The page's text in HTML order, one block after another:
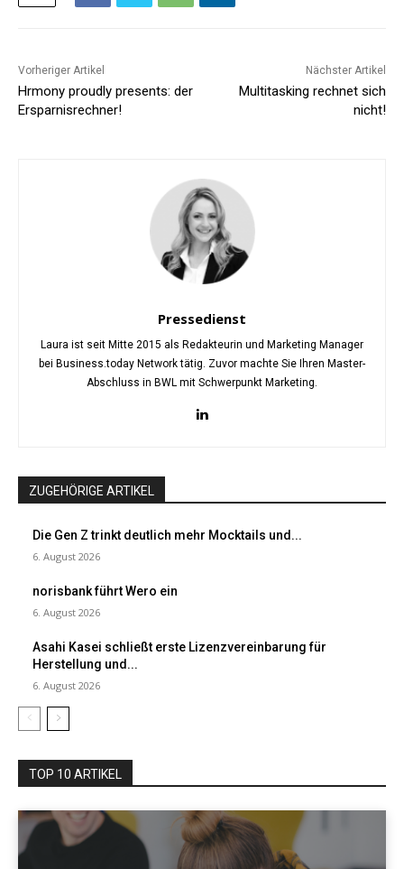
Vorheriger Artikel
Hrmony proudly presents: der
Ersparnisrechner!
Nächster Artikel
Multitasking rechnet sich
nicht!
Pressedienst
Laura ist seit Mitte 2015 als Redakteurin und Marketing Manager
bei Business.today Network tätig. Zuvor machte Sie Ihren Master-
Abschluss in BWL mit Schwerpunkt Marketing.
ZUGEHÖRIGE ARTIKEL
Die Gen Z trinkt deutlich mehr Mocktails und...
6. August 2026
norisbank führt Wero ein
6. August 2026
Asahi Kasei schließt erste Lizenzvereinbarung für
Herstellung und...
6. August 2026
TOP 10 ARTIKEL